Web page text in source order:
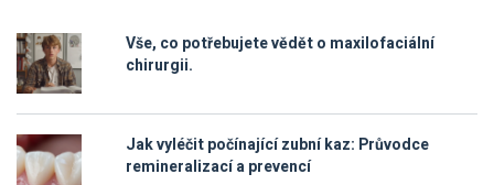
Vše, co potřebujete vědět o maxilofaciální
chirurgii.
Jak vyléčit počínající zubní kaz: Průvodce
remineralizací a prevencí